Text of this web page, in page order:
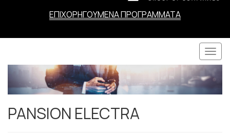
ΕΠΙΧΟΡΗΓΟΥΜΕΝΑ ΠΡΟΓΡΑΜΜΑΤΑ
PANSION ELECTRA